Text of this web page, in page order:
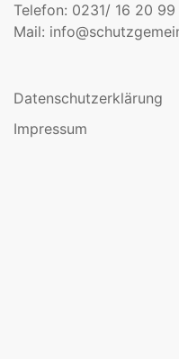
Telefon: 0231/ 16 20 99
Mail:
Datenschutzerklärung
Impressum